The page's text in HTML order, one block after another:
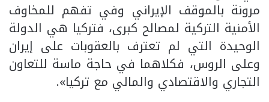
مرونة بالموقف الإيراني وفي تفهم للمخاوف
الأمنية التركية لمصالح كبرى، فتركيا هي الدولة
الوحيدة التي لم تعترف بالعقوبات على إيران
وعلى الروس، فكلاهما في حاجة ماسة للتعاون
التجاري والاقتصادي والمالي مع تركيا».